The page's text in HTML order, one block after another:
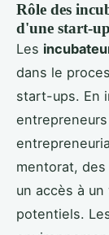
Rôle des
d'une start-up
Les
dans le
start-ups. En
mentorat,
un accès à
potentiels.